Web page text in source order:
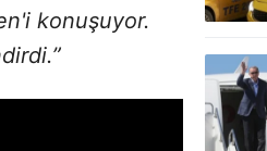
konuşuyor.